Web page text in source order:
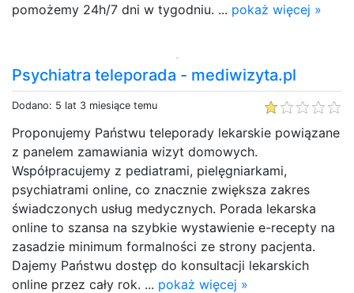
pomożemy 24h/7 dni w tygodniu. ... pokaż więcej »
Psychiatra teleporada - mediwizyta.pl
Dodano: 5 lat 3 miesiące temu
Proponujemy Państwu teleporady lekarskie powiązane
z panelem zamawiania wizyt domowych.
Współpracujemy z pediatrami, pielęgniarkami,
psychiatrami online, co znacznie zwiększa zakres
świadczonych usług medycznych. Porada lekarska
online to szansa na szybkie wystawienie e-recepty na
zasadzie minimum formalności ze strony pacjenta.
Dajemy Państwu dostęp do konsultacji lekarskich
online przez cały rok. ... pokaż więcej »